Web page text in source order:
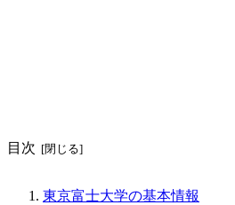
目次
東京富士大学の基本情報